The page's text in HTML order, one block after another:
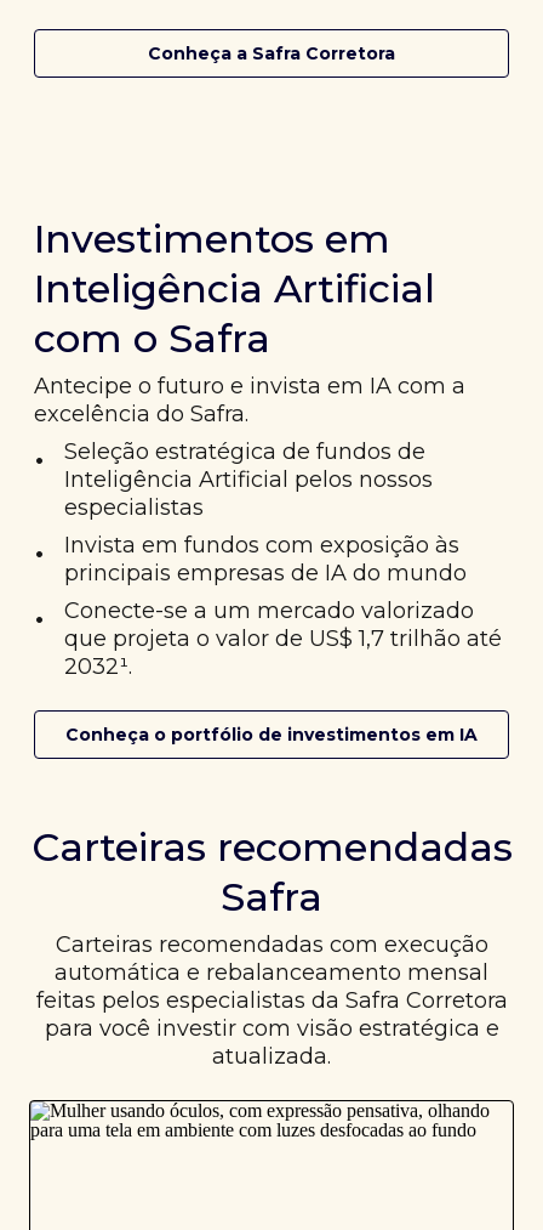
Conheça a Safra Corretora
Investimentos em
Inteligência Artificial
com o Safra
Antecipe o futuro e invista em IA com a
excelência do Safra.
•
Seleção estratégica de fundos de
Inteligência Artificial pelos nossos
especialistas
•
Invista em fundos com exposição às
principais empresas de IA do mundo
•
Conecte-se a um mercado valorizado
que projeta o valor de US$ 1,7 trilhão até
2032¹.
Conheça o portfólio de investimentos em IA
Carteiras recomendadas
Safra
Carteiras recomendadas com execução
automática e rebalanceamento mensal
feitas pelos especialistas da Safra Corretora
para você investir com visão estratégica e
atualizada.